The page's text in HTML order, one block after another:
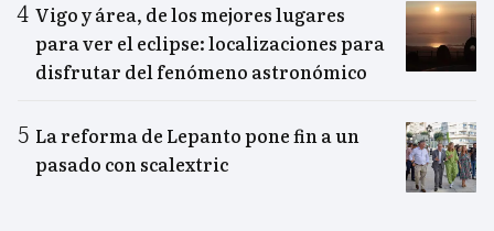
Vigo y área, de los mejores lugares
para ver el eclipse: localizaciones para
disfrutar del fenómeno astronómico
La reforma de Lepanto pone fin a un
pasado con scalextric